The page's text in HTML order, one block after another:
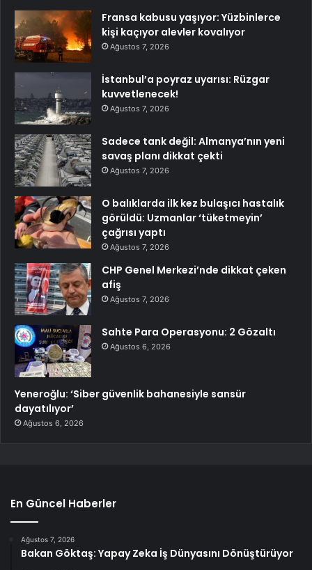
Fransa kabusu yaşıyor: Yüzbinlerce
kişi kaçıyor alevler kovalıyor
Ağustos 7, 2026
İstanbul’a poyraz uyarısı: Rüzgar
kuvvetlenecek!
Ağustos 7, 2026
Sadece tank değil: Almanya’nın yeni
savaş planı dikkat çekti
Ağustos 7, 2026
O balıklarda ilk kez bulaşıcı hastalık
görüldü: Uzmanlar ‘tüketmeyin’
çağrısı yaptı
Ağustos 7, 2026
CHP Genel Merkezi’nde dikkat çeken
afiş
Ağustos 7, 2026
Sahte Para Operasyonu: 2 Gözaltı
Ağustos 6, 2026
Yeneroğlu: ‘Siber güvenlik bahanesiyle sansür
dayatılıyor’
Ağustos 6, 2026
En Güncel Haberler
Ağustos 7, 2026
Bakan Göktaş: Yapay Zeka İş Dünyasını Dönüştürüyor